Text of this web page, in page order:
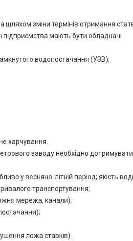
зміни термінів отримання
мають бути обладнані
водопостачання (УЗВ);
харчування.
заводу необхідно
у весняно-літній період; якість
транспортування;
мережа, канали);
ложа ставків).